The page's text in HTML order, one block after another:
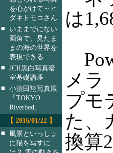
を心がけて～ヒ
ダキトモコさん
■
いままでにない
画角で、見たま
まの海の世界を
表現できる
■ JCII黒白写真暗
室基礎講座
■ 小須田翔写真展
「TOKYO
Riverbed」
【 2016/01/22 】
■
風景といっしょ
に猫を写すに
は
メラ
プモ
た、
換算